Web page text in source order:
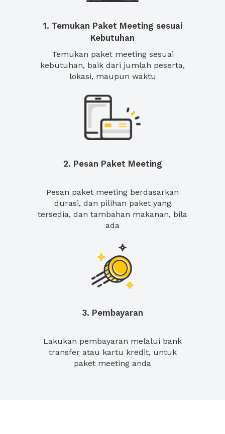
1. Temukan Paket Meeting sesuai
Kebutuhan
Temukan paket meeting sesuai
kebutuhan, baik dari jumlah peserta,
lokasi, maupun waktu
2. Pesan Paket Meeting
Pesan paket meeting berdasarkan
durasi, dan pilihan paket yang
tersedia, dan tambahan makanan, bila
ada
3. Pembayaran
Lakukan pembayaran melalui bank
transfer atau kartu kredit, untuk
paket meeting anda